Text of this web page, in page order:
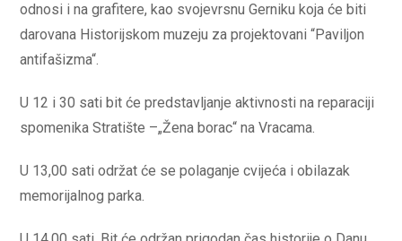
odnosi i na grafitere, kao svojevrsnu Gerniku koja će biti
darovana Historijskom muzeju za projektovani “Paviljon
antifašizma“.
U 12 i 30 sati bit će predstavljanje aktivnosti na reparaciji
spomenika Stratište –„Žena borac“ na Vracama.
U 13,00 sati održat će se polaganje cvijeća i obilazak
memorijalnog parka.